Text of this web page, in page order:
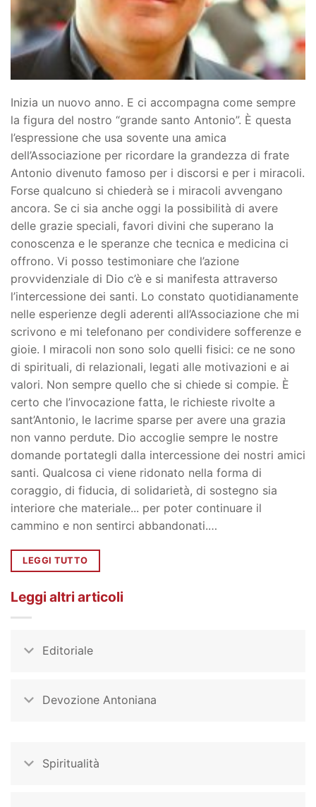
Inizia un nuovo anno. E ci accompagna come sempre
la figura del nostro “grande santo Antonio”. È questa
l’espressione che usa sovente una amica
dell’Associazione per ricordare la grandezza di frate
Antonio divenuto famoso per i discorsi e per i miracoli.
Forse qualcuno si chiederà se i miracoli avvengano
ancora. Se ci sia anche oggi la possibilità di avere
delle grazie speciali, favori divini che superano la
conoscenza e le speranze che tecnica e medicina ci
offrono. Vi posso testimoniare che l’azione
provvidenziale di Dio c’è e si manifesta attraverso
l’intercessione dei santi. Lo constato quotidianamente
nelle esperienze degli aderenti all’Associazione che mi
scrivono e mi telefonano per condividere sofferenze e
gioie. I miracoli non sono solo quelli fisici: ce ne sono
di spirituali, di relazionali, legati alle motivazioni e ai
valori. Non sempre quello che si chiede si compie. È
certo che l’invocazione fatta, le richieste rivolte a
sant’Antonio, le lacrime sparse per avere una grazia
non vanno perdute. Dio accoglie sempre le nostre
domande portategli dalla intercessione dei nostri amici
santi. Qualcosa ci viene ridonato nella forma di
coraggio, di fiducia, di solidarietà, di sostegno sia
interiore che materiale... per poter continuare il
cammino e non sentirci abbandonati.…
LEGGI TUTTO
Leggi altri articoli
Editoriale
Devozione Antoniana
Spiritualità